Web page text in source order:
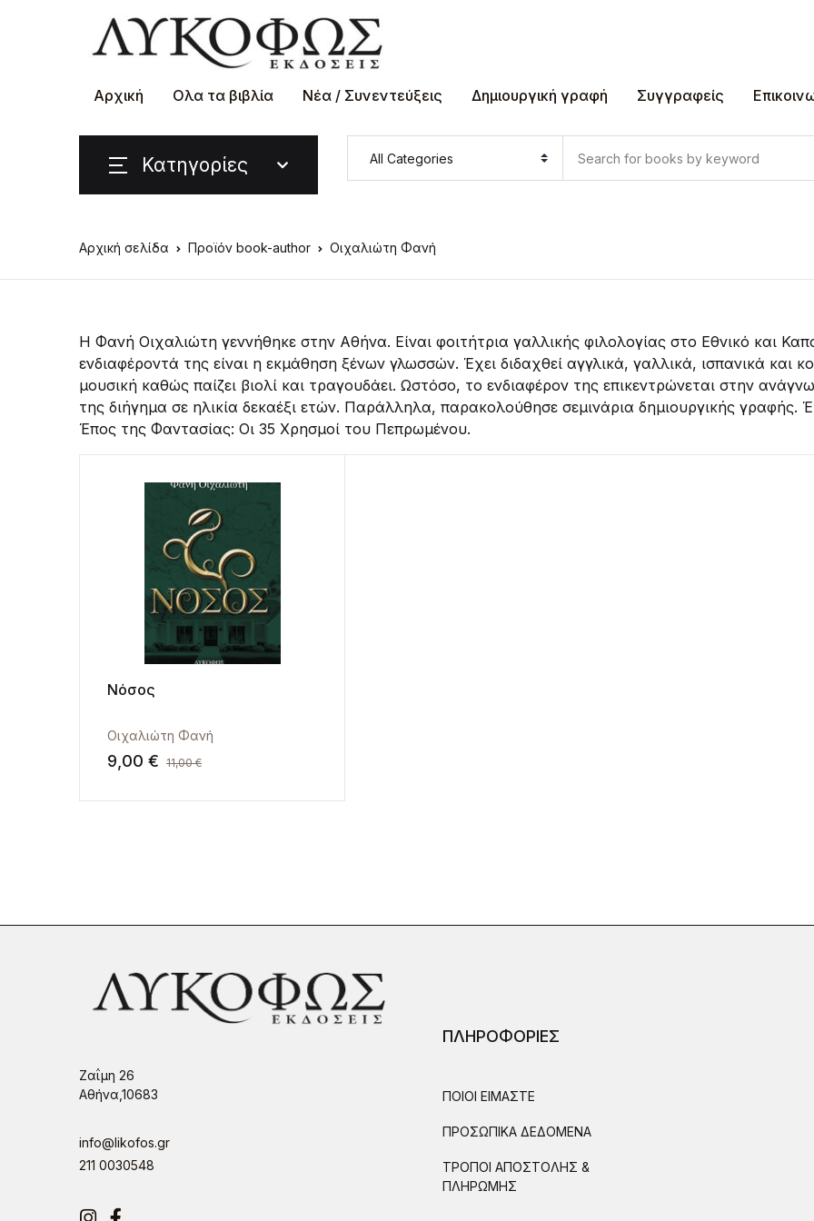
Αρχική Ολα τα βιβλία Νέα / Συνεντεύξεις Δημιουργική γραφή Συγγραφείς
Κατηγορίες
Αρχική σελίδα Προϊόν book-author Οιχαλιώτη Φανή
Η Φανή Οιχαλιώτη γεννήθηκε στην Αθήνα. Είναι φοιτήτρια γαλλικής φιλολογίας στο Εθνικό και
ενδιαφέροντά της είναι η εκμάθηση ξένων γλωσσών. Έχει διδαχθεί αγγλικά, γαλλικά, ισπανικά και
μουσική καθώς παίζει βιολί και τραγουδάει. Ωστόσο, το ενδιαφέρον της επικεντρώνεται στην
της διήγημα σε ηλικία δεκαέξι ετών. Παράλληλα, παρακολούθησε σεμινάρια δημιουργικής γραφής.
Έπος της Φαντασίας: Οι 35 Χρησμοί του Πεπρωμένου.
Νόσος
Οιχαλιώτη Φανή
9,00 € 11,00€
Ζαΐμη 26
Αθήνα,10683
info@likofos.gr
211 0030548
ΠΛΗΡΟΦΟΡΙΕΣ
ΠΟΙΟΙ ΕΙΜΑΣΤΕ
ΠΡΟΣΩΠΙΚΑ ΔΕΔΟΜΕΝΑ
ΤΡΟΠΟΙ ΑΠΟΣΤΟΛΗΣ &
ΠΛΗΡΩΜΗΣ